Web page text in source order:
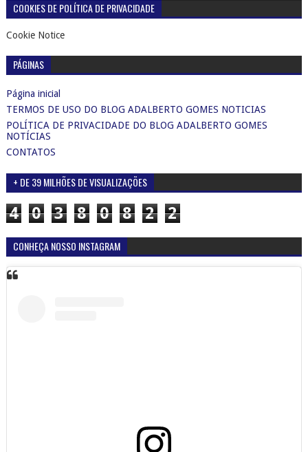
COOKIES DE POLÍTICA DE PRIVACIDADE
Cookie Notice
PÁGINAS
Página inicial
TERMOS DE USO DO BLOG ADALBERTO GOMES NOTICIAS
POLÍTICA DE PRIVACIDADE DO BLOG ADALBERTO GOMES
NOTÍCIAS
CONTATOS
+ DE 39 MILHÕES DE VISUALIZAÇÕES
4 0 3 8 0 8 2 2
CONHEÇA NOSSO INSTAGRAM